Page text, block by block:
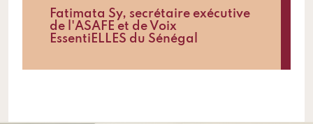
Fatimata Sy, secrétaire exécutive
de l'ASAFE et de Voix
EssentiELLES du Sénégal